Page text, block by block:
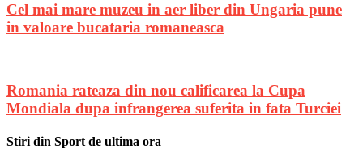
Cel mai mare muzeu in aer liber din Ungaria pune
in valoare bucataria romaneasca
Romania rateaza din nou calificarea la Cupa
Mondiala dupa infrangerea suferita in fata Turciei
Stiri din Sport de ultima ora